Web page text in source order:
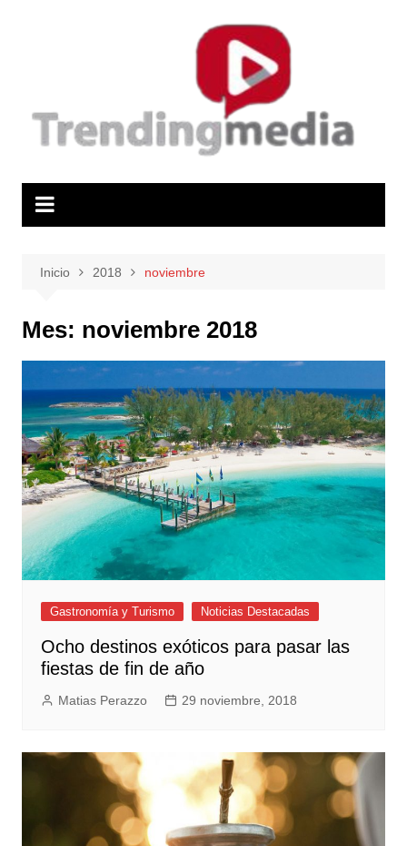
Inicio 2018 noviembre
Mes: noviembre 2018
Gastronomía y Turismo Noticias Destacadas
Ocho destinos exóticos para pasar las
fiestas de fin de año
Matias Perazzo 29 noviembre, 2018